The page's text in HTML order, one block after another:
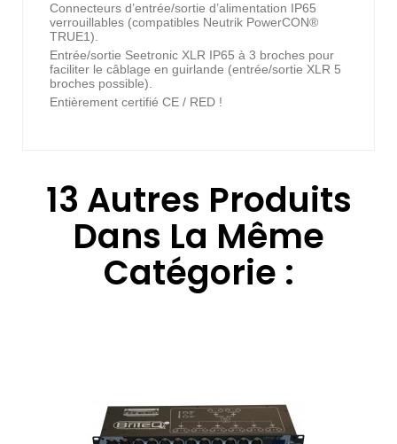
Connecteurs d’entrée/sortie d’alimentation IP65
verrouillables (compatibles Neutrik PowerCON®
TRUE1).
Entrée/sortie Seetronic XLR IP65 à 3 broches pour
faciliter le câblage en guirlande (entrée/sortie XLR 5
broches possible).
Entièrement certifié CE / RED !
13 Autres Produits
Dans La Même
Catégorie :